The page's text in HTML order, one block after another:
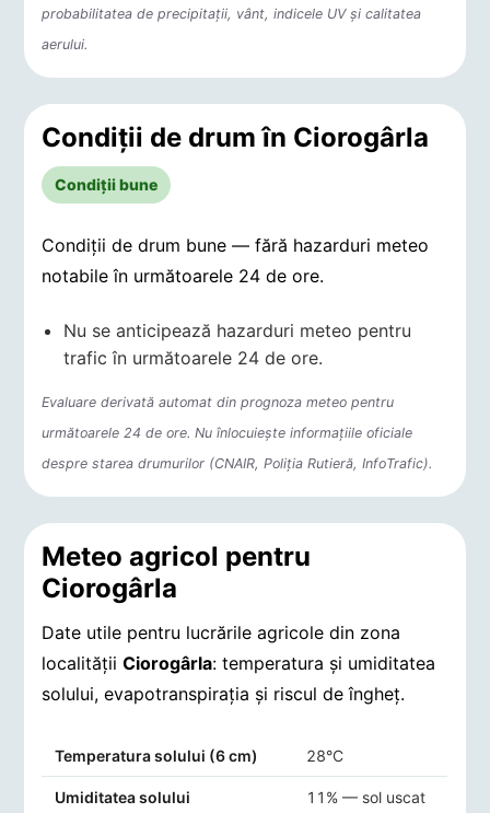
probabilitatea de precipitații, vânt, indicele UV și calitatea
aerului.
Condiții de drum în Ciorogârla
Condiții bune
Condiții de drum bune — fără hazarduri meteo
notabile în următoarele 24 de ore.
Nu se anticipează hazarduri meteo pentru
trafic în următoarele 24 de ore.
Evaluare derivată automat din prognoza meteo pentru
următoarele 24 de ore. Nu înlocuiește informațiile oficiale
despre starea drumurilor (CNAIR, Poliția Rutieră, InfoTrafic).
Meteo agricol pentru
Ciorogârla
Date utile pentru lucrările agricole din zona
localitățiiCiorogârla: temperatura și umiditatea
solului, evapotranspirația și riscul de îngheț.
Indicatori agro-meteorologici pentru Ciorogârla
Temperatura solului (6 cm) 28°C
Umiditatea solului 11% — sol uscat